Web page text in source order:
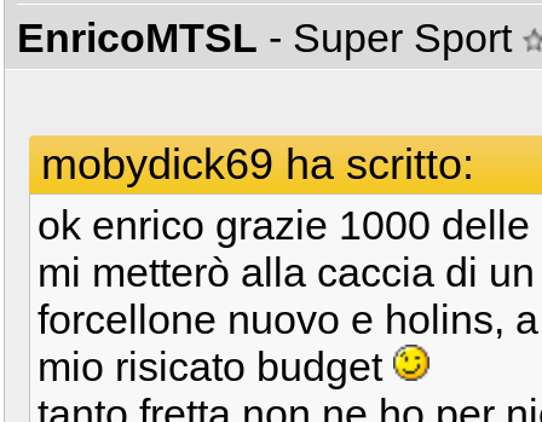
EnricoMTSL - Super Sport
mobydick69 ha scritto:
ok enrico grazie 1000 delle
mi metterò alla caccia di
forcellone nuovo e holins,
mio risicato budget